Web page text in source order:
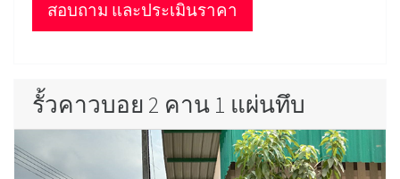
สอบถาม และประเมินราคา
รั้วคาวบอย 2 คาน 1 แผ่นทึบ